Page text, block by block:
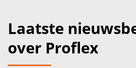
Laatste
over Proflex